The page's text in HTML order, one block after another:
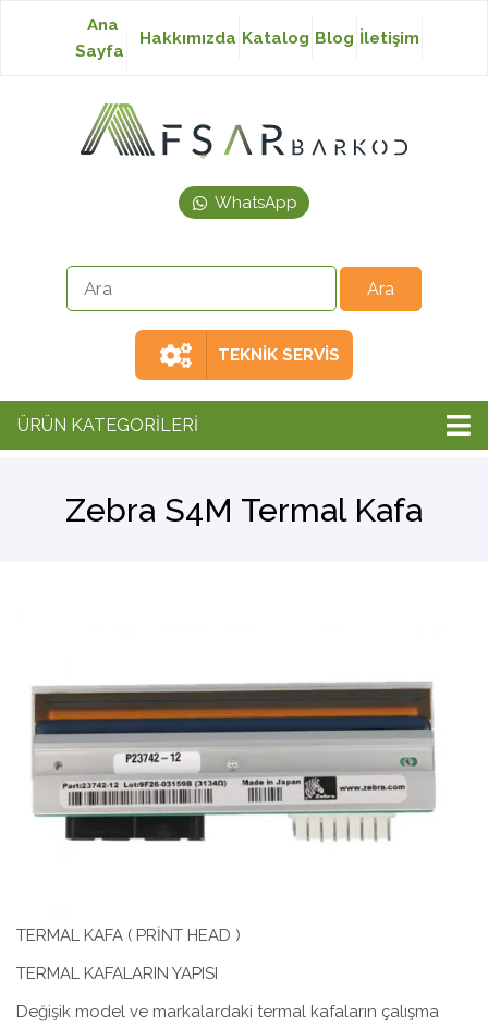
Baskısız Etiket
Japon Akmaz Yıkama
Ribon
Ana
Sayfa
Hakkımızda Katalog Blog İletişim
WhatsApp
TEKNİK SERVİS
ÜRÜN KATEGORİLERİ
Zebra S4M Termal Kafa
TERMAL KAFA ( PRİNT HEAD )
TERMAL KAFALARIN YAPISI
Değişik model ve markalardaki termal kafaların çalışma